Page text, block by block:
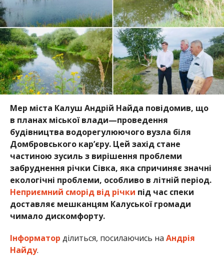
Мер міста Калуш Андрій Найда повідомив, що
в планах міської влади—проведення
будівництва водорегулюючого вузла біля
Домбровського кар’єру. Цей захід стане
частиною зусиль з вирішення проблеми
забруднення річки Сівка, яка спричиняє значні
екологічні проблеми, особливо в літній період.
Неприємний сморід від річки під час спеки
доставляє мешканцям Калуської громади
чимало дискомфорту.
Інформатор ділиться, посилаючись на Андрія
Найду.